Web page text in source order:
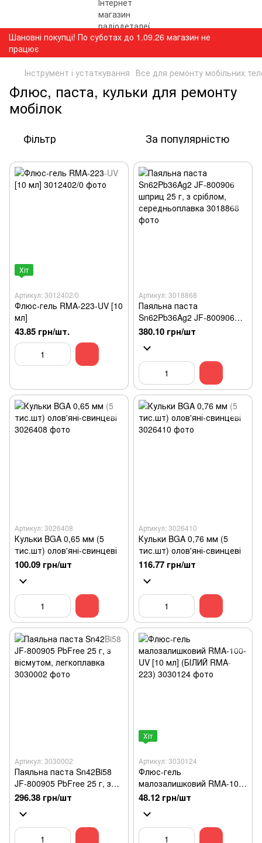
Шановні покупці! По суботах до 1.09.26 магазин не
працює
Інструмент і устаткування Все для ремонту мобільних
Флюс, паста, кульки для ремонту
мобілок
Фільтр За популярністю
Хіт
Артикул: 3012402/0
Флюс-гель RMA-223-UV [10
мл]
43.85 грн/шт.
Артикул: 3018868
Паяльна паста
Sn62Pb36Ag2 JF-800906
шприц 25 г, з сріблом,
380.10 грн/шт
Артикул: 3026408
Кульки BGA 0,65 мм (5
тис.шт) олов'яні-свинцеві
100.09 грн/шт
Артикул: 3026410
Кульки BGA 0,76 мм (5
тис.шт) олов'яні-свинцеві
116.77 грн/шт
Артикул: 3030002
Паяльна паста Sn42Bi58
JF-800905 PbFree 25 г, з
вісмутом, легкоплавка
296.38 грн/шт
Хіт
Артикул: 3030124
Флюс-гель
малозалишковий RMA-100-
UV [10 мл] (БІЛИЙ RMA-
48.12 грн/шт